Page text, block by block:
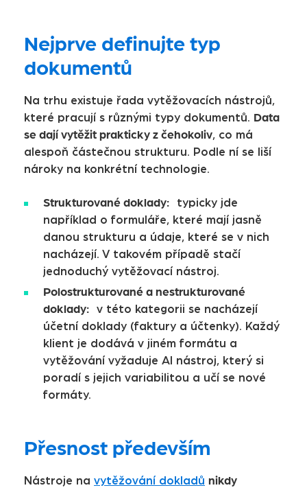
Nejprve definujte typ
dokumentů
Na trhu existuje řada vytěžovacích nástrojů,
které pracují s různými typy dokumentů. Data
se dají vytěžit prakticky z čehokoliv, co má
alespoň částečnou strukturu. Podle ní se liší
nároky na konkrétní technologie.
Strukturované doklady: typicky jde
například o formuláře, které mají jasně
danou strukturu a údaje, které se v nich
nacházejí. V takovém případě stačí
jednoduchý vytěžovací nástroj.
Polostrukturované a nestrukturované
doklady: v této kategorii se nacházejí
účetní doklady (faktury a účtenky). Každý
klient je dodává v jiném formátu a
vytěžování vyžaduje AI nástroj, který si
poradí s jejich variabilitou a učí se nové
formáty.
Přesnost především
Nástroje na vytěžování dokladů nikdy